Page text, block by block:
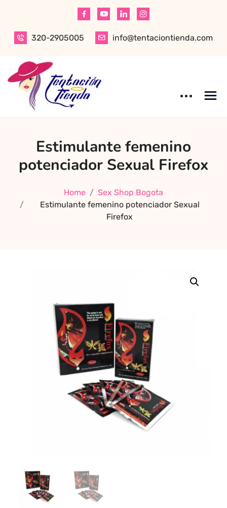
content
320-2905005
info@tentaciontienda.com
mejor sex shop
especializado en
a los mejores
Compra online
de forma rápida,
adultos y vive
nuevas
experiencias con
Estimulante femenino
potenciador Sexual Firefox
Home
Sex Shop Bogota
Estimulante femenino potenciador Sexual
Firefox